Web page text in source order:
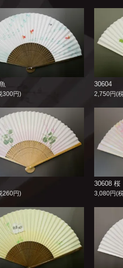
300円)
30604
2,750円(
260円)
30608 桜
3,080円(